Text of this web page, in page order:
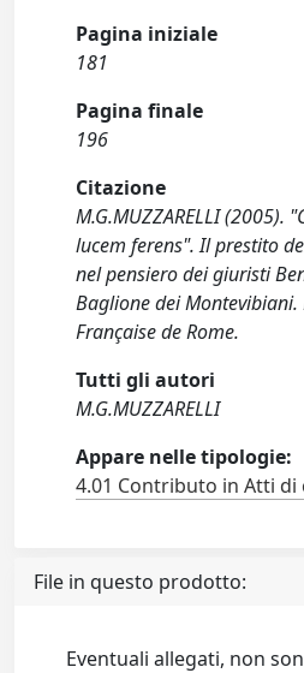
Pagina iniziale
181
Pagina finale
196
Citazione
M.G.MUZZARELLI (2005).
lucem ferens". Il prestito
nel pensiero dei giuristi
Baglione dei Montevibiani.
Française de Rome.
Tutti gli autori
M.G.MUZZARELLI
Appare nelle tipologie:
4.01 Contributo in Atti di
File in questo prodotto:
Eventuali allegati, non